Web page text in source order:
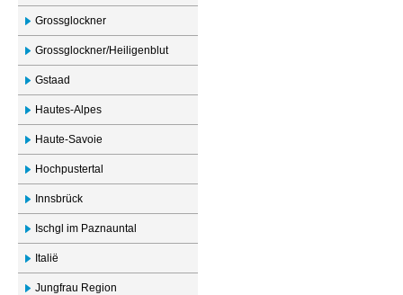
Grossglockner
Grossglockner/Heiligenblut
Gstaad
Hautes-Alpes
Haute-Savoie
Hochpustertal
Innsbrück
Ischgl im Paznauntal
Italië
Jungfrau Region